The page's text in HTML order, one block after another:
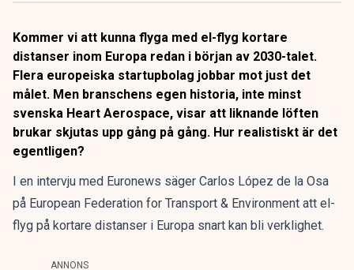
Kommer vi att kunna flyga med el-flyg kortare
distanser inom Europa redan i början av 2030-talet.
Flera europeiska startupbolag jobbar mot just det
målet. Men branschens egen historia, inte minst
svenska Heart Aerospace, visar att liknande löften
brukar skjutas upp gång på gång. Hur realistiskt är det
egentligen?
I en intervju med Euronews säger Carlos López de la Osa
på European Federation for Transport & Environment att el-
flyg på kortare distanser i Europa snart kan bli verklighet.
ANNONS